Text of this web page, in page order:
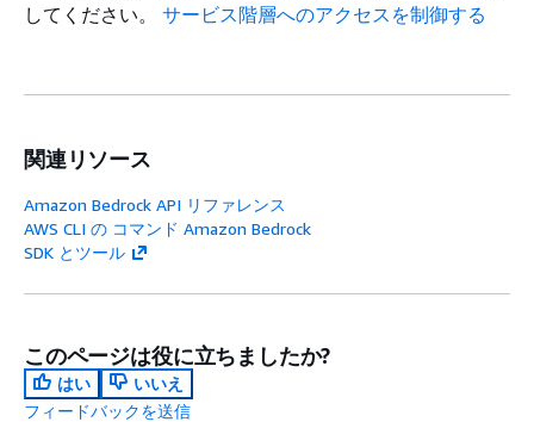
してください。 サービス階層へのアクセスを制御する
関連リソース
Amazon Bedrock API リファレンス
AWS CLI の コマンド Amazon Bedrock
SDK とツール
このページは役に立ちましたか?
はい
いいえ
フィードバックを送信